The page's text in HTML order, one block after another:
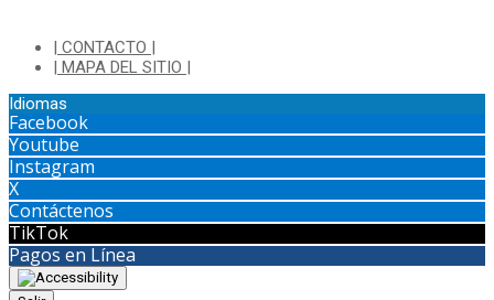
| CONTACTO |
| MAPA DEL SITIO |
Idiomas
Facebook
Youtube
Instagram
X
Contáctenos
TikTok
Pagos en Línea